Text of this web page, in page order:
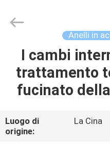
CASA
PRODOTTI
VIDEO
And
Flange
Reserved.
Anelli in
I cambi
trattamento
fucinato
Luogo di
origine:
La Cina